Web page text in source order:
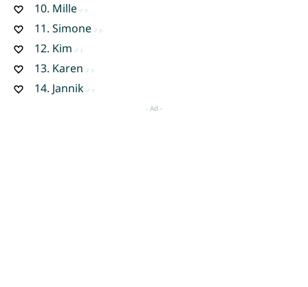
10. Mille
11. Simone
12. Kim
13. Karen
14. Jannik